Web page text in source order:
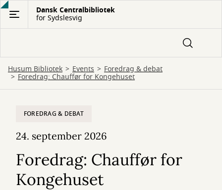
Gå
hovedindhold
Dansk Centralbibliotek
for Sydslesvig
Husum Bibliotek Events Foredrag & debat
Foredrag: Chauffør for Kongehuset
FOREDRAG & DEBAT
24. september 2026
Foredrag: Chauffør for
Kongehuset